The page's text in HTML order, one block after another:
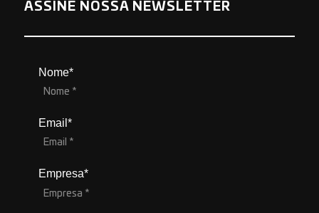
ASSINE NOSSA NEWSLETTER
Nome*
Email*
Empresa*